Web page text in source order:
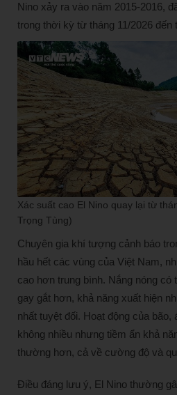
Nino xảy ra vào năm 2015-2016,
trong thời kỳ từ tháng 11/2026 đến
Xác suất cao El Nino quay lại từ
Trọng Tùng)
Chuyên gia khí tượng cảnh báo
hầu hết các vùng của Việt Nam,
cao hơn trung bình. Nắng nóng có
gay gắt hơn, khả năng xuất hiện
nhất tuyệt đối. Hoạt động của bão,
không nhiều nhưng tiềm ẩn khả
thường hơn, cả về cường độ và
Điều đáng lưu ý, El Nino thường